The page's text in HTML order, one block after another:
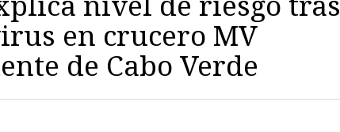
en crucero MV
de Cabo Verde